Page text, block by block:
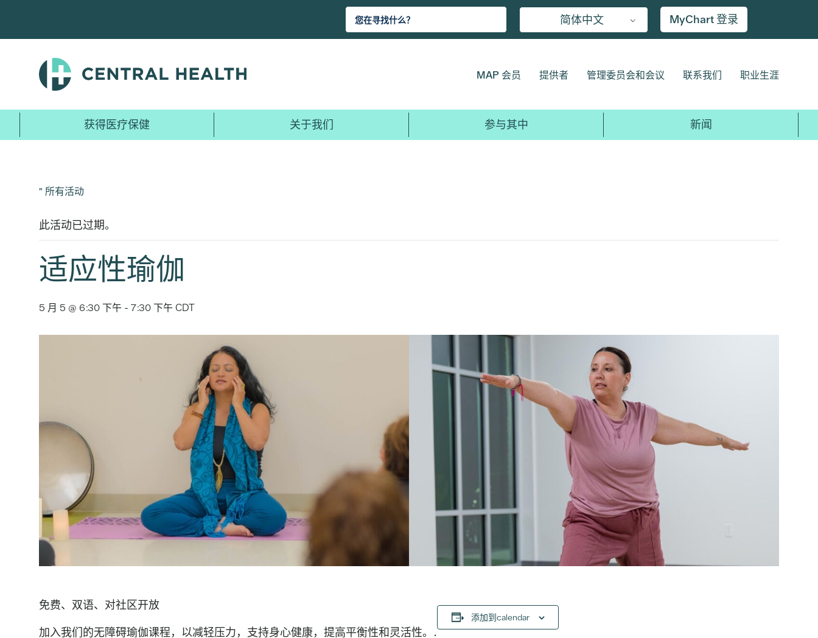
主
简体中文 MyChart 登录
MAP 会员 提供者 管理委员会和会议 联系我们 职业生涯
获得医疗保健 关于我们 参与其中 新闻
" 所有活动
此活动已过期。
适应性瑜伽
5 月 5 @ 6:30 下午 - 7:30 下午CDT
免费、双语、对社区开放
加入我们的无障碍瑜伽课程，以减轻压力，支持身心健康，提高平衡性和灵活性。.
添加到calendar